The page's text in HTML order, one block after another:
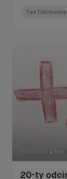
Też Odchodzę
10.01.2022 ● Brak
20-ty